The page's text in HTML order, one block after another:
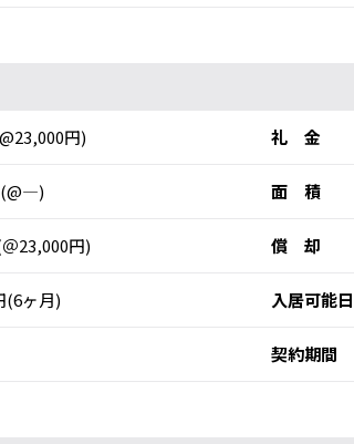
円) 礼 金
面 積
23,000円) 償 却
(6ヶ月) 入居可能日
契約期間